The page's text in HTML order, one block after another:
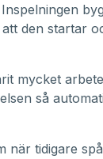
den startar
mycket
så
när tidigare